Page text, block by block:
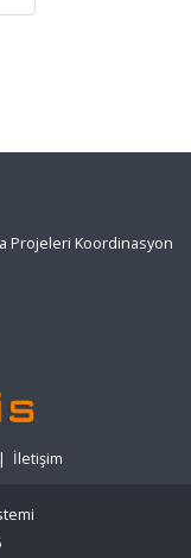
Projeleri Koordinasyon
| İletişim